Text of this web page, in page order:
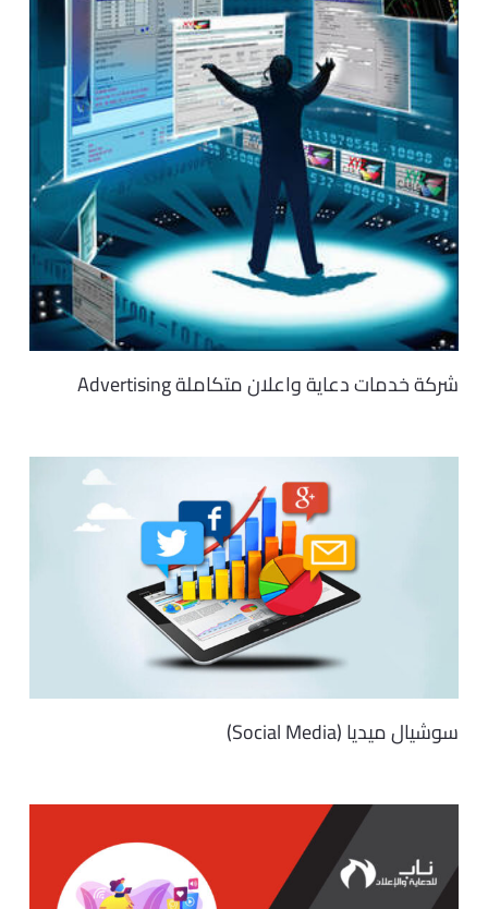
شركة خدمات دعاية واعلان متكاملة Advertising
سوشيال ميديا (Social Media)